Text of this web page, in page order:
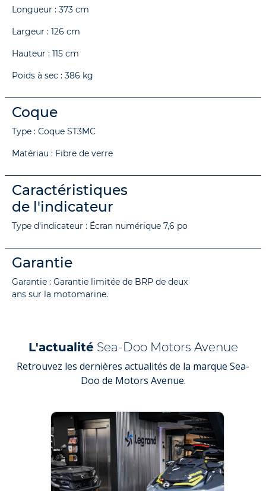
Longueur : 373 cm
Largeur : 126 cm
Hauteur : 115 cm
Poids à sec : 386 kg
Coque
Type : Coque ST3MC
Matériau : Fibre de verre
Caractéristiques
de l'indicateur
Type d'indicateur : Écran numérique 7,6 po
Garantie
Garantie : Garantie limitée de BRP de deux
ans sur la motomarine.
L'actualité Sea-Doo Motors Avenue
Retrouvez les dernières actualités de la marque Sea-
Doo de Motors Avenue.